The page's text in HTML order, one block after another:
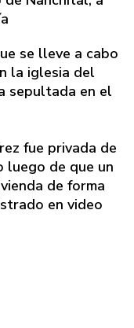
se lleve a cabo
la iglesia del
sepultada en el
fue privada de
luego de que un
de forma
en video